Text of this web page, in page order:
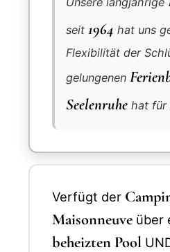
seit 1964 hat uns
Flexibilität der
gelungenen
Seelenruhe hat für
Verfügt der
Maisonneuve über
beheizten Pool